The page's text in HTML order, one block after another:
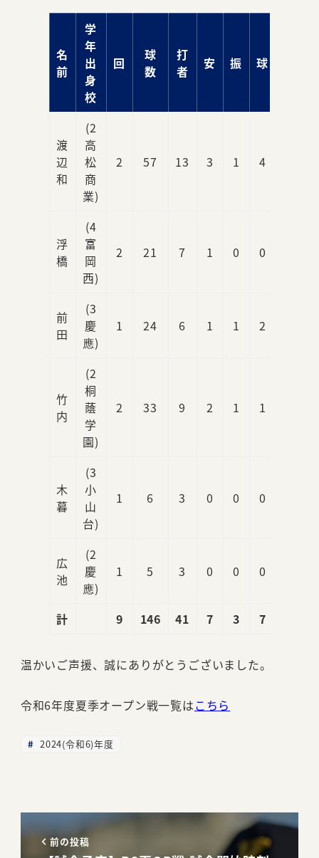
名
前
学
年
出
身
校
回
球
数
打
者
安 振 球
渡
辺
和
(2
高
松
商
業)
2 57 13 3 1 4
浮
橋
(4
富
岡
西)
2 21 7 1 0 0
前
田
(3
慶
應)
1 24 6 1 1 2
竹
内
(2
桐
蔭
学
園)
2 33 9 2 1 1
木
暮
(3
小
山
台)
1 6 3 0 0 0
広
池
(2
慶
應)
1 5 3 0 0 0
計 9 146 41 7 3 7
温かいご声援、誠にありがとうございました。
令和6年度夏季オープン戦一覧はこちら
2024(令和6)年度
前の投稿